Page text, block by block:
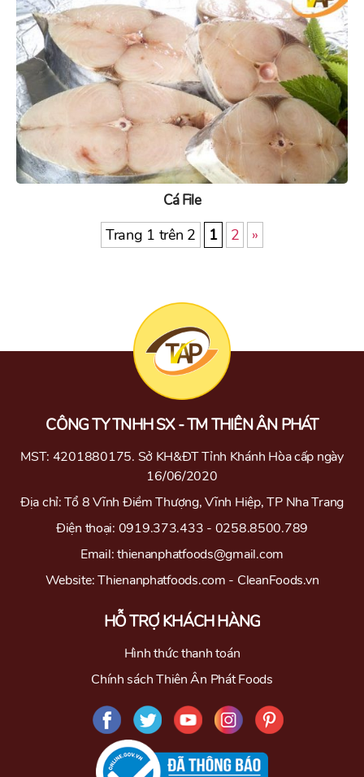
Cá File
Trang 1 trên 2 1 2 »
CÔNG TY TNHH SX - TM THIÊN ÂN PHÁT
MST: 4201880175. Sở KH&ĐT Tỉnh Khánh Hòa cấp ngày
16/06/2020
Địa chỉ: Tổ 8 Vĩnh Điềm Thượng, Vĩnh Hiệp, TP Nha Trang
Điện thoại: 0919.373.433 - 0258.8500.789
Email: thienanphatfoods@gmail.com
Website: Thienanphatfoods.com - CleanFoods.vn
HỖ TRỢ KHÁCH HÀNG
Hình thức thanh toán
Chính sách Thiên Ân Phát Foods